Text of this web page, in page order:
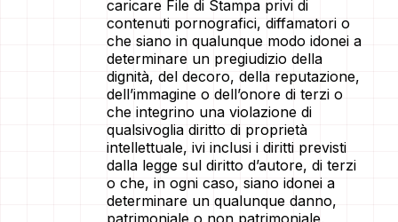
caricare File di Stampa privi di
contenuti pornografici, diffamatori o
che siano in qualunque modo idonei a
determinare un pregiudizio della
dignità, del decoro, della reputazione,
dell’immagine o dell’onore di terzi o
che integrino una violazione di
qualsivoglia diritto di proprietà
intellettuale, ivi inclusi i diritti previsti
dalla legge sul diritto d’autore, di terzi
o che, in ogni caso, siano idonei a
determinare un qualunque danno,
patrimoniale o non patrimoniale,